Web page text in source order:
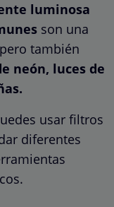
luminosa
son una
también
neón, luces de
usar filtros
diferentes